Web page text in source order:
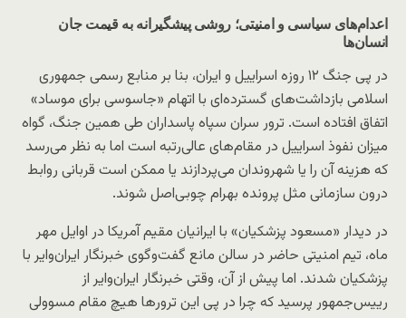
اعدام‌های سیاسی و امنیتی؛ روشی پیشگیرانه به قیمت جان
انسان‌ها
در پی جنگ ۱۲ روزه اسراییل و ایران، بنا بر منابع رسمی جمهوری
اسلامی بازداشت‌های گسترده‌ای با اتهام «جاسوسی برای موساد»
اتفاق افتاده است. ترور سران سپاه پاسداران طی همین جنگ، گواه
میزان نفوذ اسراییل در مقام‌های عالی‌رتبه است اما به نظر می‌رسد
که هزینه آن را یا شهروندان می‌پردازند یا ممکن است قربانی روابط
درون سازمانی مثل پرونده بهرام چوبی‌اصل شوند.
در دیدار «مسعود پزشکیان» با ایرانیان مقیم آمریکا در اوایل مهر
ماه، تیم امنیتی حاضر در سالن مانع گفت‌وگوی خبرنگار ایران‌وایر با
پزشکیان شدند. اما پیش از آن، وقتی خبرنگار ایران‌وایر از
رییس‌جمهور پرسید که چرا در پی این ترورها هیچ مقام مسوولی